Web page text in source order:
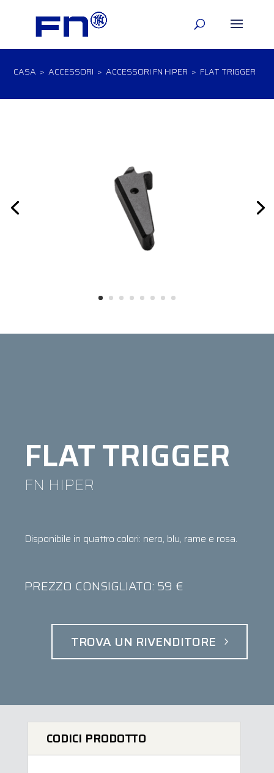
CASA >ACCESSORI >ACCESSORI FN HIPER > FLAT TRIGGER
FLAT TRIGGER
FN HIPER
Disponibile in quattro colori: nero, blu, rame e rosa.
PREZZO CONSIGLIATO: 59 €
TROVA UN RIVENDITORE
CODICI PRODOTTO